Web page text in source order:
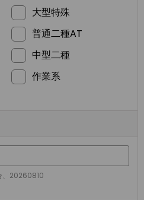
大型特殊
普通二種AT
中型二種
作業系
、20260810